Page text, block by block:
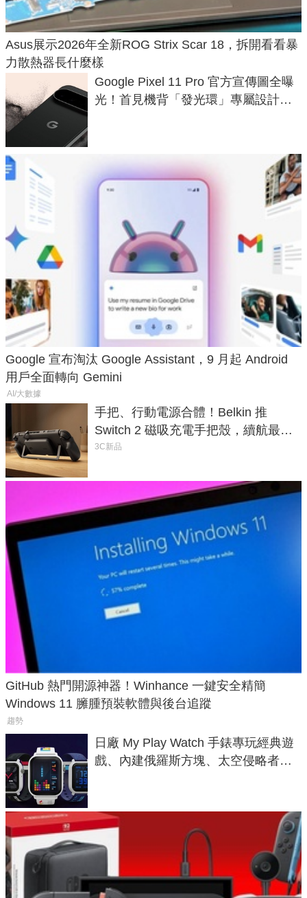
Asus展示2026年全新ROG Strix Scar 18，拆開看看暴
力散熱器長什麼樣
Google Pixel 11 Pro 官方宣傳圖全曝
光！首見機背「發光環」專屬設計、
Google 宣布淘汰 Google Assistant，9 月起 Android
用戶全面轉向 Gemini
AI/大數據
手把、行動電源合體！Belkin 推
Switch 2 磁吸充電手把殼，續航最高
延長 1.5 倍
3C新品
GitHub 熱門開源神器！Winhance 一鍵安全精簡
Windows 11 臃腫預裝軟體與後台追蹤
趨勢
日廠 My Play Watch 手錶專玩經典遊
戲、內建俄羅斯方塊、太空侵略者，